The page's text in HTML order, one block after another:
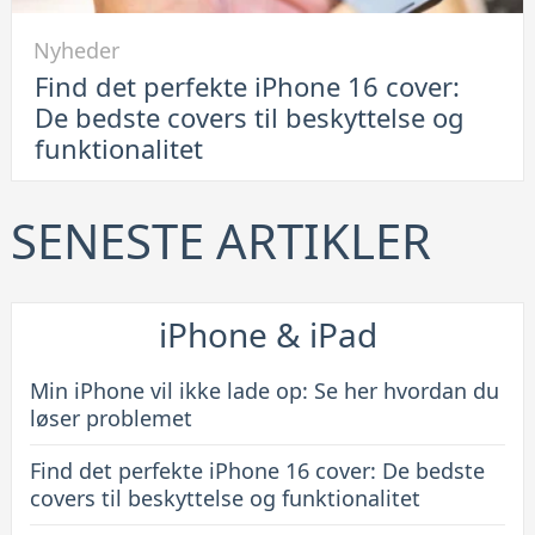
Find
det
perfekte
16
cover:
til
beskyttelse
funktionalitet
Nyheder
Find det perfekte iPhone 16 cover:
De bedste covers til beskyttelse og
funktionalitet
SENESTE ARTIKLER
iPhone & iPad
Min iPhone vil ikke lade op: Se her hvordan du
løser problemet
Find det perfekte iPhone 16 cover: De bedste
covers til beskyttelse og funktionalitet